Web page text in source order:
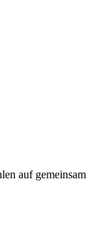
auf gemeinsam